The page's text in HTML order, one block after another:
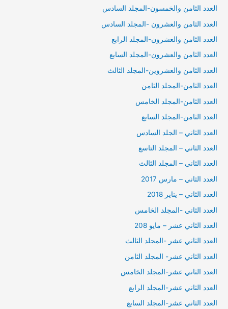
العدد الثامن والخمسون-المجلد السادس
العدد الثامن والعشرون -المجلد السادس
العدد الثامن والعشرون-المجلد الرابع
العدد الثامن والعشرون-المجلد السابع
العدد الثامن والعشروين-المجلد الثالث
العدد الثامن-المجلد الثامن
العدد الثامن-المجلد الخامس
العدد الثامن-المجلد السابع
العدد الثاني – الجلد السادس
العدد الثاني – المجلد التاسع
العدد الثاني – المجلد الثالث
العدد الثاني – مارس 2017
العدد الثاني – يناير 2018
العدد الثاني -المجلد الخامس
العدد الثاني عشر – مايو 208
العدد الثاني عشر -المجلد الثالث
العدد الثاني عشر- المجلد الثامن
العدد الثاني عشر-المجلد الخامس
العدد الثاني عشر-المجلد الرابع
العدد الثاني عشر-المجلد السابع